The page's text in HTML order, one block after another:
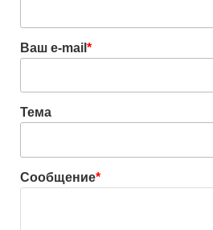
Ваш e-mail *
Тема
Сообщение*